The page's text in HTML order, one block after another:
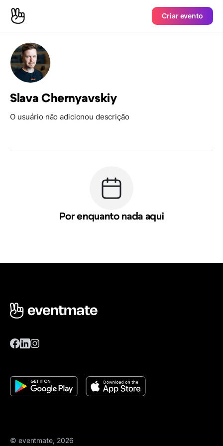
Criar evento
Slava Chernyavskiy
O usuário não adicionou descrição
Por enquanto nada aqui
© eventmate, 2026